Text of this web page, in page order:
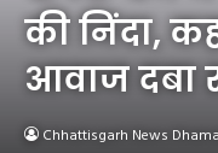
की निंदा,
आवाज दबा
Chhattisgarh News